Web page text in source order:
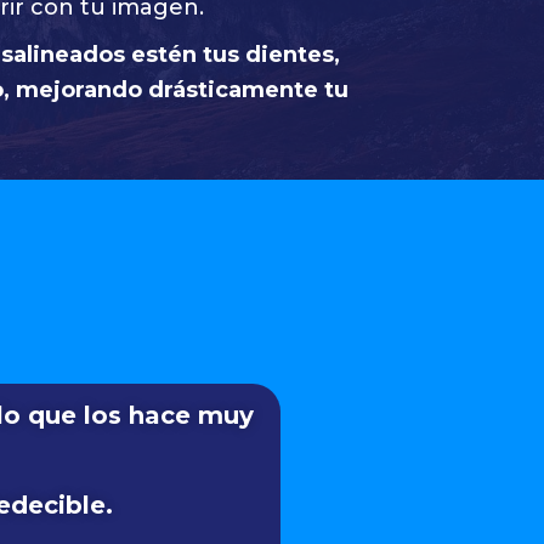
con tu imagen.
estén tus dientes,
mejorando drásticamente tu
que los hace muy